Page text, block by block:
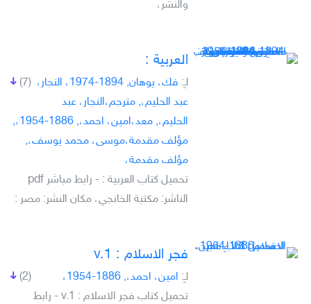
والنشر،
العربية :
(7) لـِ:
فك، يوهان, 1894-1974، النجار،
عبد الحليم،, مترجم،النجار، عبد
الحليم،, معد،امين، احمد،, 1886-1954،,
مؤلف مقدمة،موسى، محمد يوسف،,
مؤلف مقدمة،
تحميل كتاب العربية : - رابط مباشر pdf
الناشر: مكتبة الخانجي، مكان النشر: مصر :
فجر الاسلام : v.1
(2) لـِ: امين، احمد،, 1886-1954،
تحميل كتاب فجر الاسلام : v.1 - رابط